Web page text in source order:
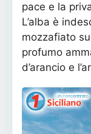
pace e la
L’alba è
mozzafiato
profumo
d’arancio e